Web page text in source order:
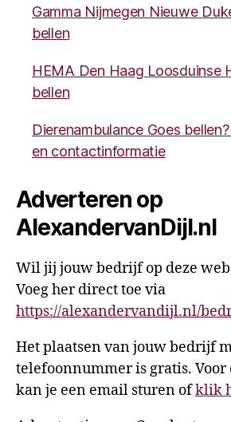
Gamma Nijmegen Nieuwe
bellen
HEMA Den Haag Loosduinse
bellen
Dierenambulance Goes
en contactinformatie
Adverteren op
AlexandervanDijl.nl
Wil jij jouw bedrijf op deze
Voeg her direct toe via
https://alexandervandijl.nl/
Het plaatsen van jouw bedrijf
telefoonnummer is gratis.
kan je een email sturen ofklik